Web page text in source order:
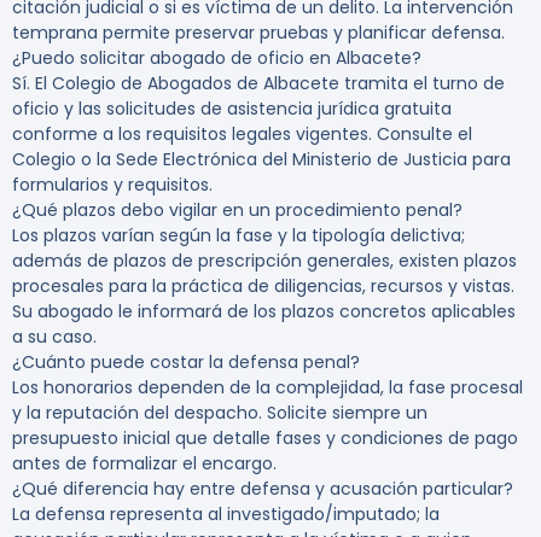
citación judicial o si es víctima de un delito. La intervención
temprana permite preservar pruebas y planificar defensa.
¿Puedo solicitar abogado de oficio en Albacete?
Sí. El Colegio de Abogados de Albacete tramita el turno de
oficio y las solicitudes de asistencia jurídica gratuita
conforme a los requisitos legales vigentes. Consulte el
Colegio o la Sede Electrónica del Ministerio de Justicia para
formularios y requisitos.
¿Qué plazos debo vigilar en un procedimiento penal?
Los plazos varían según la fase y la tipología delictiva;
además de plazos de prescripción generales, existen plazos
procesales para la práctica de diligencias, recursos y vistas.
Su abogado le informará de los plazos concretos aplicables
a su caso.
¿Cuánto puede costar la defensa penal?
Los honorarios dependen de la complejidad, la fase procesal
y la reputación del despacho. Solicite siempre un
presupuesto inicial que detalle fases y condiciones de pago
antes de formalizar el encargo.
¿Qué diferencia hay entre defensa y acusación particular?
La defensa representa al investigado/imputado; la